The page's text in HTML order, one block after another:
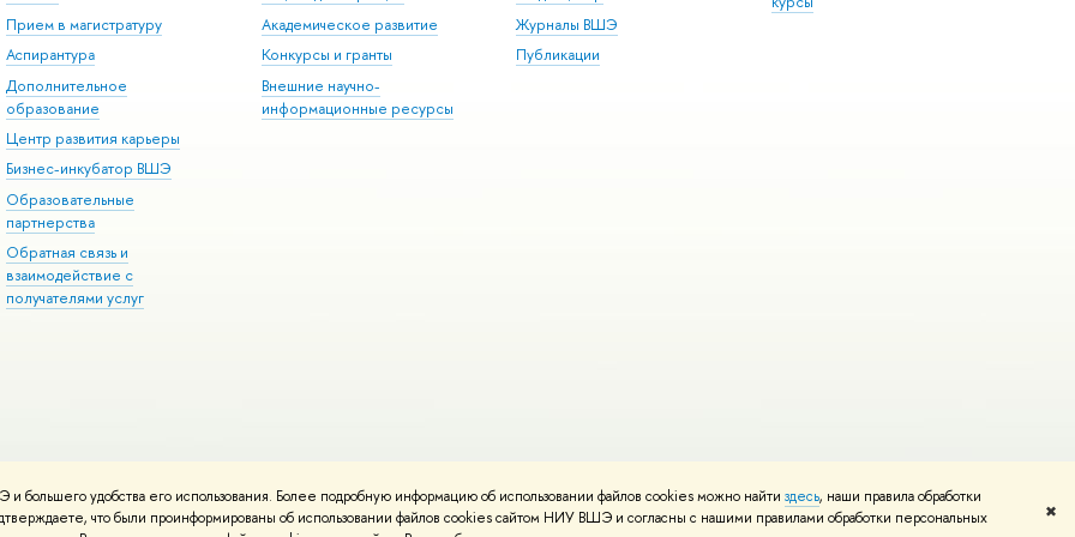
удобства его использования. Более подробную информацию об использовании файлов cookies можно найти здесь, наши правила обработки
что были проинформированы об использовании файлов cookies сайтом НИУ ВШЭ и согласны с нашими правилами обработки персональных
✖
Прием в магистратуру
Аспирантура
Дополнительное
образование
Центр развития карьеры
Бизнес-инкубатор ВШЭ
Образовательные
партнерства
Обратная связь и
взаимодействие с
получателями услуг
Академическое развитие
Конкурсы и гранты
Внешние научно-
информационные ресурсы
Журналы ВШЭ
Публикации
Редактору
Условия использования материалов Политика конфиденциальности Карта сайта
вШколе дизайна НИУ ВШЭ